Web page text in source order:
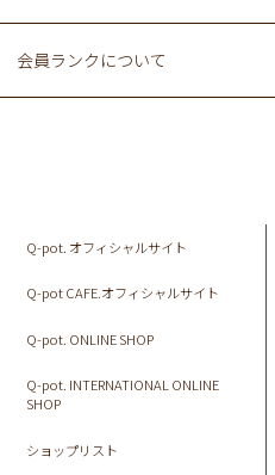
会員ランクについて
Q-pot. オフィシャルサイト
Q-pot CAFE.オフィシャルサイト
Q-pot. ONLINE SHOP
Q-pot. INTERNATIONAL ONLINE
SHOP
ショップリスト